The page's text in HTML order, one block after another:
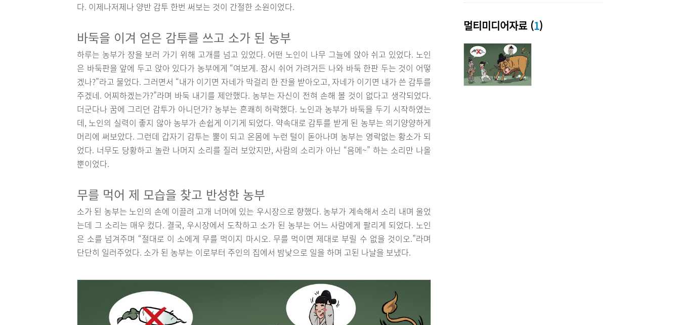
다. 이제나저제나 양반 감투 한번 써보는 것이 간절한 소원이었다.
바둑을 이겨 얻은 감투를 쓰고 소가 된 농부
하루는 농부가 장을 보러 가기 위해 고개를 넘고 있었다. 어떤 노인이 나무 그늘에 앉아 쉬고 있었다. 노인
은 바둑판을 앞에 두고 앉아 있다가 농부에게 “여보게. 잠시 쉬어 가려거든 나와 바둑 한판 두는 것이 어떻
겠나?”라고 물었다. 그러면서 “내가 이기면 자네가 막걸리 한 잔을 받아오고, 자네가 이기면 내가 쓴 감투를
주겠네. 어찌하겠는가?”라며 바둑 내기를 제안했다. 농부는 자신이 전혀 손해 볼 것이 없다고 생각되었다.
더군다나 꿈에 그리던 감투가 아니던가? 농부는 흔쾌히 허락했다. 노인과 농부가 바둑을 두기 시작하였는
데, 노인의 실력이 좋지 않아 농부가 손쉽게 이기게 되었다. 약속대로 감투를 받게 된 농부는 의기양양하게
머리에 써보았다. 그런데 갑자기 감투는 뿔이 되고 온몸에 누런 털이 돋아나며 농부는 영락없는 황소가 되
었다. 너무도 당황하고 놀란 나머지 소리를 질러 보았지만, 사람의 소리가 아닌 “음메~” 하는 소리만 나올
뿐이었다.
무를 먹어 제 모습을 찾고 반성한 농부
소가 된 농부는 노인의 손에 이끌려 고개 너머에 있는 우시장으로 향했다. 농부가 계속해서 소리 내며 울었
는데 그 소리는 매우 컸다. 결국, 우시장에서 도착하고 소가 된 농부는 어느 사람에게 팔리게 되었다. 노인
은 소를 넘겨주며 “절대로 이 소에게 무를 먹이지 마시오. 무를 먹이면 제대로 부릴 수 없을 것이오.”라며
단단히 일러주었다. 소가 된 농부는 이로부터 주인의 집에서 밤낮으로 일을 하며 고된 나날을 보냈다.
멀티미디어자료 (1)